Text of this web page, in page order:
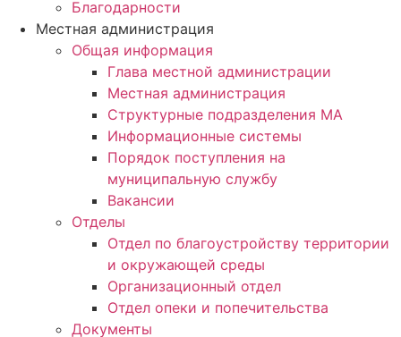
Благодарности
Местная администрация
Общая информация
Глава местной администрации
Местная администрация
Структурные подразделения МА
Информационные системы
Порядок поступления на
муниципальную службу
Вакансии
Отделы
Отдел по благоустройству территории
и окружающей среды
Организационный отдел
Отдел опеки и попечительства
Документы